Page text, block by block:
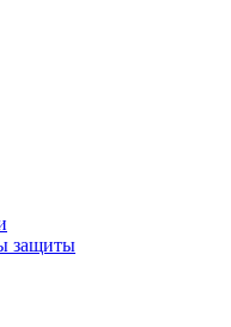
защиты